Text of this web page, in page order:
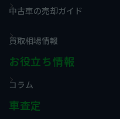
中古車の売却ガイド
買取相場情報
お役立ち情報
コラム
車査定